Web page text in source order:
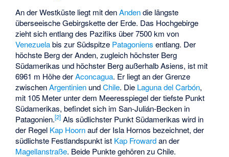
An der Westküste liegt mit denAndendie längste
überseeische Gebirgskette der Erde. Das Hochgebirge
zieht sich entlang des Pazifiks über 7500 km von
Venezuelabis zur Südspitze Patagoniens entlang. Der
höchste Berg der Anden, zugleich höchster Berg
Südamerikas und höchster Berg außerhalb Asiens, ist mit
6961 m Höhe derAconcagua. Er liegt an der Grenze
zwischenArgentinien undChile. Die Laguna del Carbón,
mit 105 Meter unter dem Meeresspiegel der tiefste Punkt
Südamerikas, befindet sich imSan-Julián-Becken in
Patagonien.[2] Als südlichster Punkt Südamerikas wird in
der Regel Kap Hoornauf der Isla Hornos bezeichnet, der
südlichste Festlandspunkt ist Kap Frowardan der
Magellanstraße. Beide Punkte gehören zu Chile.